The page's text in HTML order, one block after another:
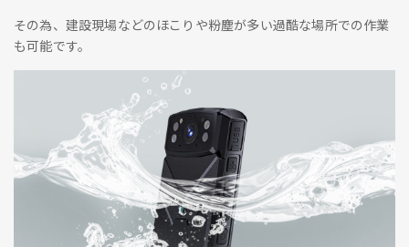
その為、建設現場などのほこりや粉塵が多い過酷な場所での作業
も可能です。